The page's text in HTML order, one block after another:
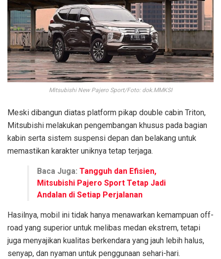
Mitsubishi New Pajero Sport/Foto: dok.MMKSI
Meski dibangun diatas platform pikap double cabin Triton,
Mitsubishi melakukan pengembangan khusus pada bagian
kabin serta sistem suspensi depan dan belakang untuk
memastikan karakter uniknya tetap terjaga.
Baca Juga: Tangguh dan Efisien,
Mitsubishi Pajero Sport Tetap Jadi
Andalan di Setiap Perjalanan
Hasilnya, mobil ini tidak hanya menawarkan kemampuan off-
road yang superior untuk melibas medan ekstrem, tetapi
juga menyajikan kualitas berkendara yang jauh lebih halus,
senyap, dan nyaman untuk penggunaan sehari-hari.